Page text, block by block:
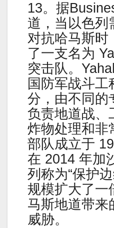
13。据
道，当以色列
对抗哈马斯时
了一支名为
突击队。
国防军战斗工
分，由不同的
负责地道战、
炸物处理和非
部队成立于
在 2014 年加
列称为“保护
规模扩大了一
马斯地道带来
威胁。